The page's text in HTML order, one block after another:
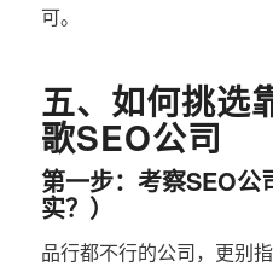
可。
五、如何挑选
歌SEO公司
第一步：考察SEO公
实？）
品行都不行的公司，更别